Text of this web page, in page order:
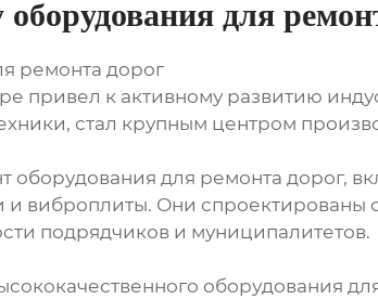
для
ремонта дорог
привел к активному развитию
стал крупным центром
для ремонта дорог,
и виброплиты. Они
подрядчиков и муниципалитетов.
оборудования